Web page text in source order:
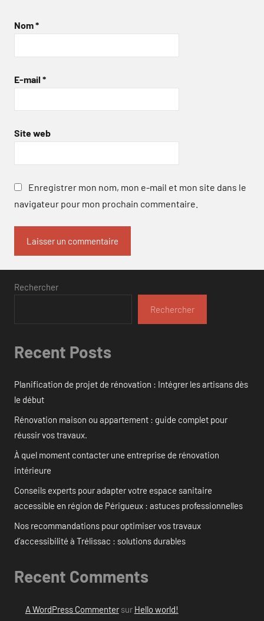
Nom*
E-mail *
Site web
Enregistrer mon nom, mon e-mail et mon site dans le
navigateur pour mon prochain commentaire.
Rechercher
Rechercher
Recent Posts
Planification de projet de rénovation : Intégrer les artisans dès
le début
Rénovation maison ou appartement : guide complet pour
réussir vos travaux.
À quel moment contacter une entreprise de rénovation
intérieure
Conseils experts pour adapter votre espace sanitaire
accessible en région de Périgueux : astuces professionnelles
Nos recommandations pour optimiser vos travaux
d’accessibilité à Trélissac : solutions durables
Recent Comments
A WordPress Commentersur Hello world!